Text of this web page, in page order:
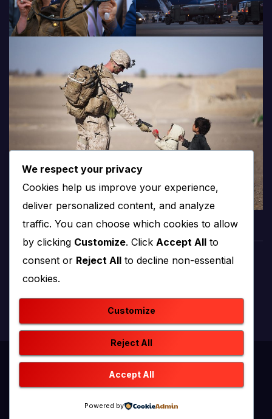
produkcija i emitiranje tv programa
Proudly powered by WordPress|Theme: newstack by
Themeansar
O nama
We respect your privacy
Cookies help us improve your experience,
deliver personalized content, and analyze
traffic. You can choose which cookies to allow
by clicking Customize. Click Accept All to
consent or Reject All to decline non-essential
cookies.
Customize
Reject All
Accept All
Powered by